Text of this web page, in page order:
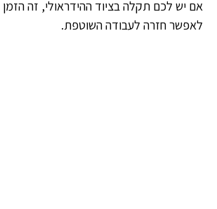
אם יש לכם תקלה בציוד ההידראולי, זה
לאפשר חזרה לעבודה השוטפת.